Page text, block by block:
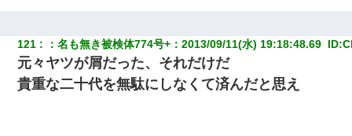
放置子が病院送りになったらしい → 俺（二度と帰ってくるなよ…
嫁を半身不随にしやがった恨みは、正直こんなもんじゃ晴れな
い）
121 ：名も無き被検体774号+ ：2013/09/11(水) 19:18:48.69 ID:
元々ヤツが屑だった、それだけだ
貴重な二十代を無駄にしなくて済んだと思え